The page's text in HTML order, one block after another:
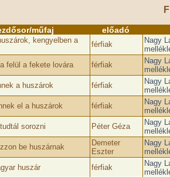
műfaj előadó
kengyelben a
férfiak
Nagy
felül a fekete lovára
férfiak
Nagy
a huszárok
férfiak
Nagy
el a huszárok
férfiak
Nagy
sorozni
Péter Géza
Nagy
be huszárnak
Demeter
Eszter
Nagy
huszár
férfiak
Nagy